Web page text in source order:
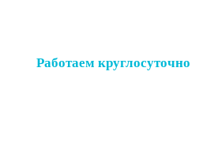
Работаем круглосуточно